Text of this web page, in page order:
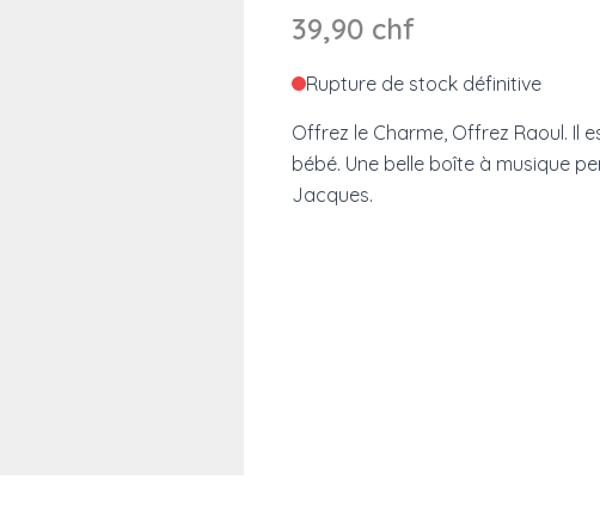
39,90 chf
Rupture de stock définitive
Offrez le Charme, Offrez Raoul. Il
bébé. Une belle boîte à musique
Jacques.